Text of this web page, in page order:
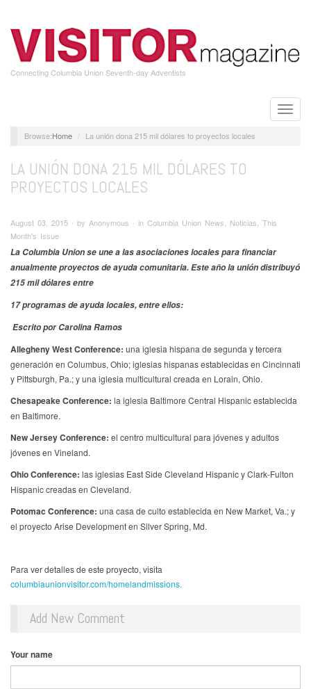
main
content
Connecting Columbia Union Seventh-day Adventists
Toggle
Home La unión dona 215 mil dólares to proyectos locales
LA UNIÓN DONA 215 MIL DÓLARES TO
PROYECTOS LOCALES
August 03, 2015 ∙ by Anonymous ∙ in Columbia Union News, Noticias, This
Month's Issue
La Columbia Union se une a las asociaciones locales para financiar
anualmente proyectos de ayuda comunitaria. Este año la unión distribuyó
215 mil dólares entre
17 programas de ayuda locales, entre ellos:
Escrito por Carolina Ramos
Allegheny West Conference: una iglesia hispana de segunda y tercera
generación en Columbus, Ohio; iglesias hispanas establecidas en Cincinnati
y Pittsburgh, Pa.; y una iglesia multicultural creada en Lorain, Ohio.
Chesapeake Conference: la iglesia Baltimore Central Hispanic establecida
en Baltimore.
New Jersey Conference: el centro multicultural para jóvenes y adultos
jóvenes en Vineland.
Ohio Conference: las iglesias East Side Cleveland Hispanic y Clark-Fulton
Hispanic creadas en Cleveland.
Potomac Conference: una casa de culto establecida en New Market, Va.; y
el proyecto Arise Development en Silver Spring, Md.
Para ver detalles de este proyecto, visita
columbiaunionvisitor.com/homelandmissions.
Add New Comment
Your name